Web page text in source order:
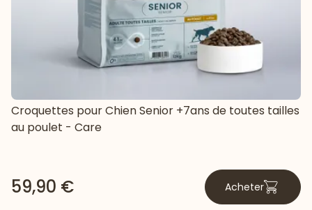
Croquettes pour Chien Senior +7ans de toutes tailles
au poulet - Care
59,90 € Acheter